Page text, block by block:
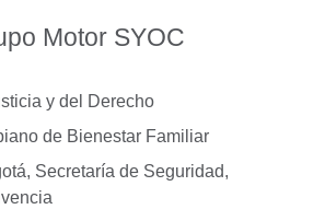
Motor SYOC
y del Derecho
de Bienestar Familiar
Secretaría de Seguridad,